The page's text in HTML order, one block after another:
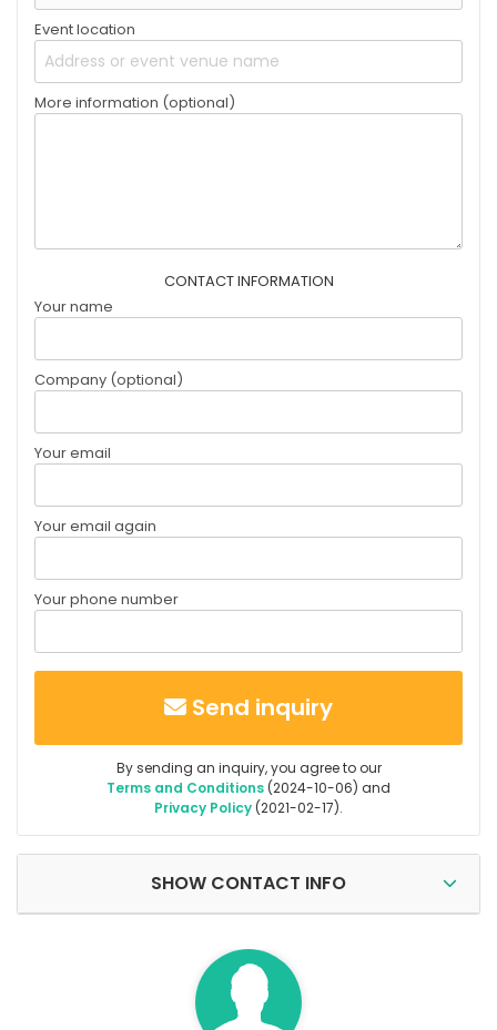
Event location
More information (optional)
CONTACT INFORMATION
Your name
Company (optional)
Your email
Your email again
Your phone number
Send inquiry
By sending an inquiry, you agree to our
Terms and Conditions (2024-10-06) and
Privacy Policy (2021-02-17).
SHOW CONTACT INFO